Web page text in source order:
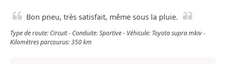
Bon pneu, très satisfait, même sous la pluie.
Type de route: Circuit - Conduite: Sportive - Véhicule: Toyota supra mkiv -
Kilomètres parcourus: 350 km